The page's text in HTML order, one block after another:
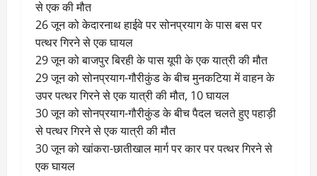
से एक की मौत
26 जून को केदारनाथ हाईवे पर सोनप्रयाग के पास बस पर
पत्थर गिरने से एक घायल
29 जून को बाजपुर बिरही के पास यूपी के एक यात्री की मौत
29 जून को सोनप्रयाग-गौरीकुंड के बीच मुनकटिया में वाहन के
उपर पत्थर गिरने से एक यात्री की मौत, 10 घायल
30 जून को सोनप्रयाग-गौरीकुंड के बीच पैदल चलते हुए पहाड़ी
से पत्थर गिरने से एक यात्री की मौत
30 जून को खांकरा-छातीखाल मार्ग पर कार पर पत्थर गिरने से
एक घायल